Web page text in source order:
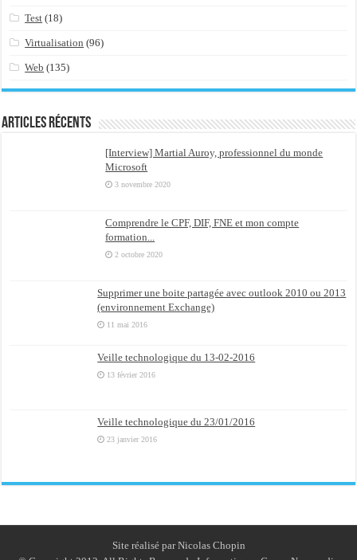
Test (18)
Virtualisation (96)
Web (135)
Articles récents
[Interview] Martial Auroy, professionnel du monde
Microsoft
3 novembre 2020
Comprendre le CPF, DIF, FNE et mon compte
formation...
2 octobre 2020
Supprimer une boite partagée avec outlook 2010 ou 2013
(environnement Exchange)
11 mai 2016
Veille technologique du 13-02-2016
13 février 2016
Veille technologique du 23/01/2016
23 janvier 2016
Site réalisé par Nicolas Chopin